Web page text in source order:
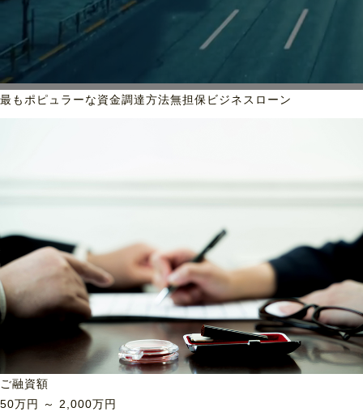
最もポピュラーな資金調達方法無担保ビジネスローン
ご融資額
50万円 ～ 2,000万円